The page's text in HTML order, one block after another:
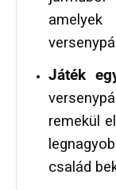
Játék
remekül
család